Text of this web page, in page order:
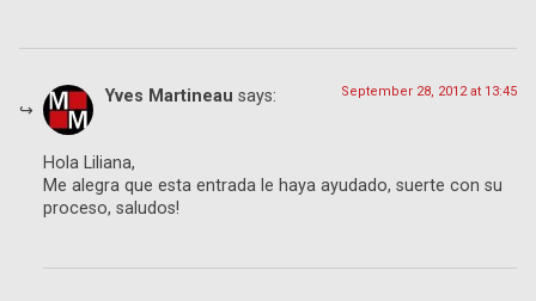
Yves Martineau says: September 28, 2012 at 13:45
Hola Liliana,
Me alegra que esta entrada le haya ayudado, suerte con su
proceso, saludos!